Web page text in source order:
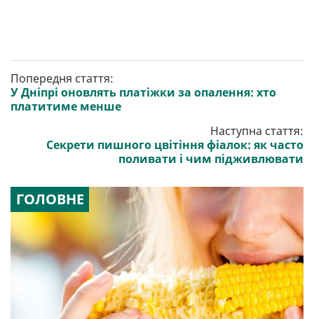
Попередня стаття:
У Дніпрі оновлять платіжки за опалення: хто
платитиме менше
Наступна стаття:
Секрети пишного цвітіння фіалок: як часто
поливати і чим підживлювати
ГОЛОВНЕ